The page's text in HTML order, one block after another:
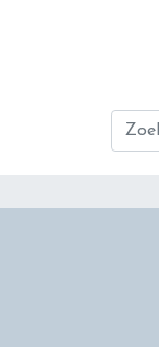
Zoeken